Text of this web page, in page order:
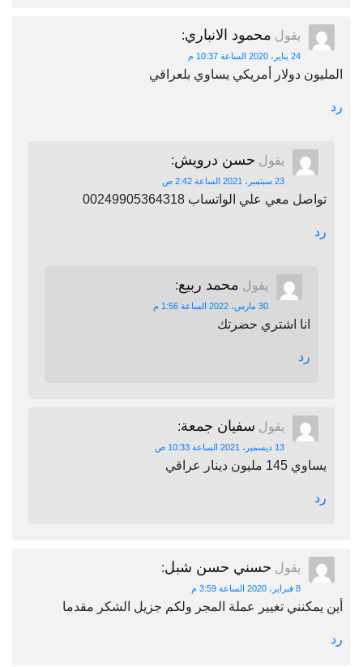
يقول محمود الانباري:
24 يناير، 2020 الساعة 10:37 م
المليون دولار أمريكي يساوي بلعراقي
رد
يقول حسن درويش:
23 سبتمبر، 2021 الساعة 2:42 ص
تواصل معي علي الواتساب 00249905364318
رد
يقول محمد ربيع:
30 مارس، 2022 الساعة 1:56 م
انا اشتري حضرتك
رد
يقول سفيان جمعة:
13 ديسمبر، 2021 الساعة 10:33 ص
يساوي 145 مليون دينار عراقي
رد
يقول حسني حسن شبل:
8 فبراير، 2020 الساعة 3:59 م
أين يمكنني تغيير عملة المجر ولكم جزيل الشكر مقدما
رد